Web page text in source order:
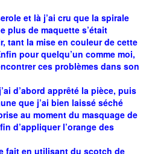
et là j’ai cru que la spirale
plus de maquette s’était
tant la mise en couleur de cette
pour quelqu’un comme moi,
ces problèmes dans son
d’abord apprêté la pièce, puis
que j’ai bien laissé séché
au moment du masquage de
d’appliquer l’orange des
fait en utilisant du scotch de